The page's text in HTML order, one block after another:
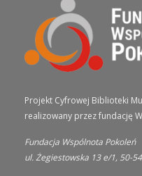
Projekt Cyfrowej Biblioteki
realizowany przez fundację
Fundacja Wspólnota Pokoleń
ul. Żegiestowska 13 e/1, 50-